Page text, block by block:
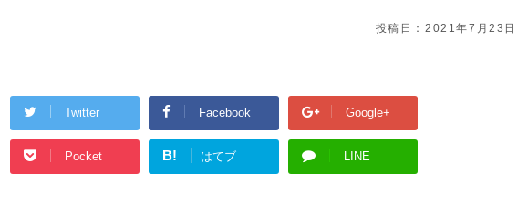
投稿日： 2021年7月23日
Twitter Facebook Google+
Pocket B! はてブ LINE